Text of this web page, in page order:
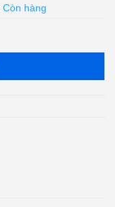
Còn hàng